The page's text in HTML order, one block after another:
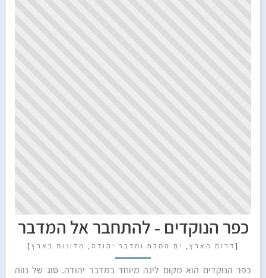
כפר הנוקדים - להתחבר אל המדבר
[ דרום הארץ , ים המלח ומדבר יהודה , מלונות בארץ ]
כפר הנוקדים הוא מקום לינה מיוחד במדבר יהודה. סוג של נווה